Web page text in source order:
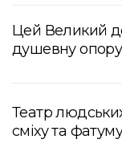
Цей Великий
душевну
Театр
сміху та фатуму